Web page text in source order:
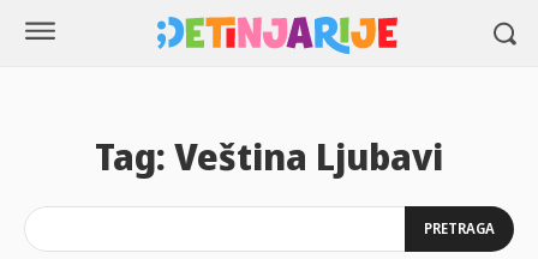
Tag:Veština Ljubavi
PRETRAGA